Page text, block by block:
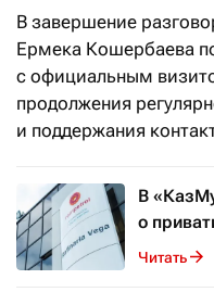
В завершение
Ермека Кошербаева
с официальным
продолжения
и поддержания
В
о
Читать